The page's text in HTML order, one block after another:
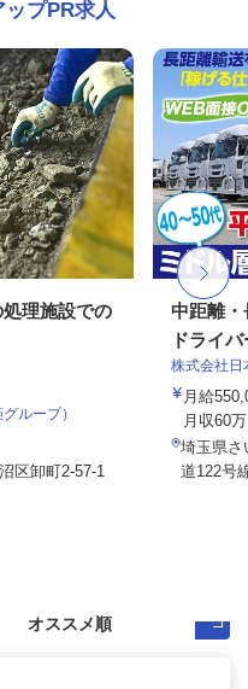
プPR求人
理施設での
ループ）
区卸町2-57-1
中距離・
ドライバ
株式会社日
月給
月収60
埼玉県さ
道122号